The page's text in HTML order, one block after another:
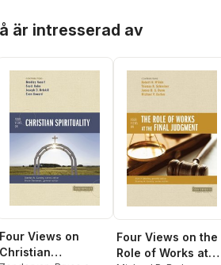
är intresserad av
Four Views on
Christian
Four Views on the
Role of Works at